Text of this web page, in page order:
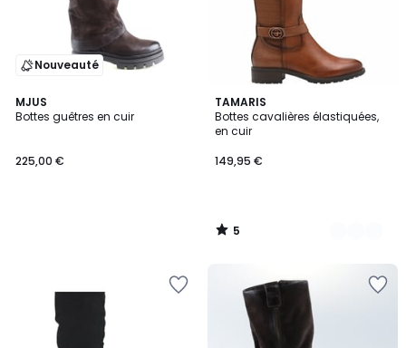
Nouveauté
MJUS
Bottes guêtres en cuir
225,00 €
TAMARIS
Bottes cavalières élastiquées,
en cuir
149,95 €
5
/
5
2
Couleurs
5
/